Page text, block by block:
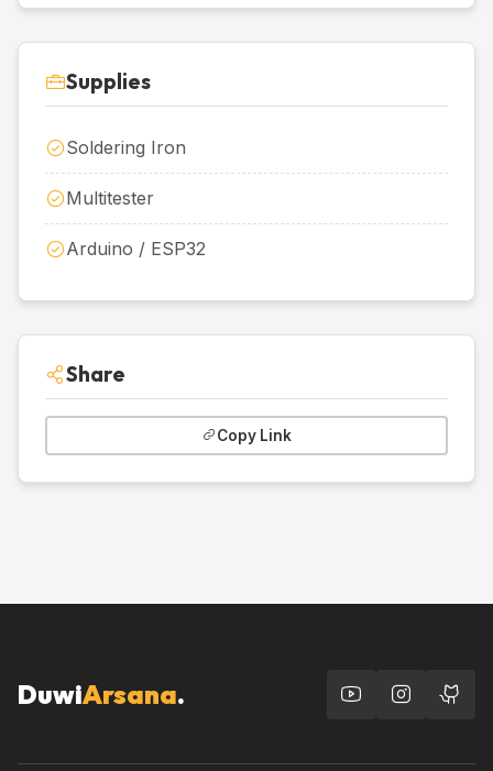
Supplies
Soldering Iron
Multitester
Arduino / ESP32
Share
Copy Link
DuwiArsana.